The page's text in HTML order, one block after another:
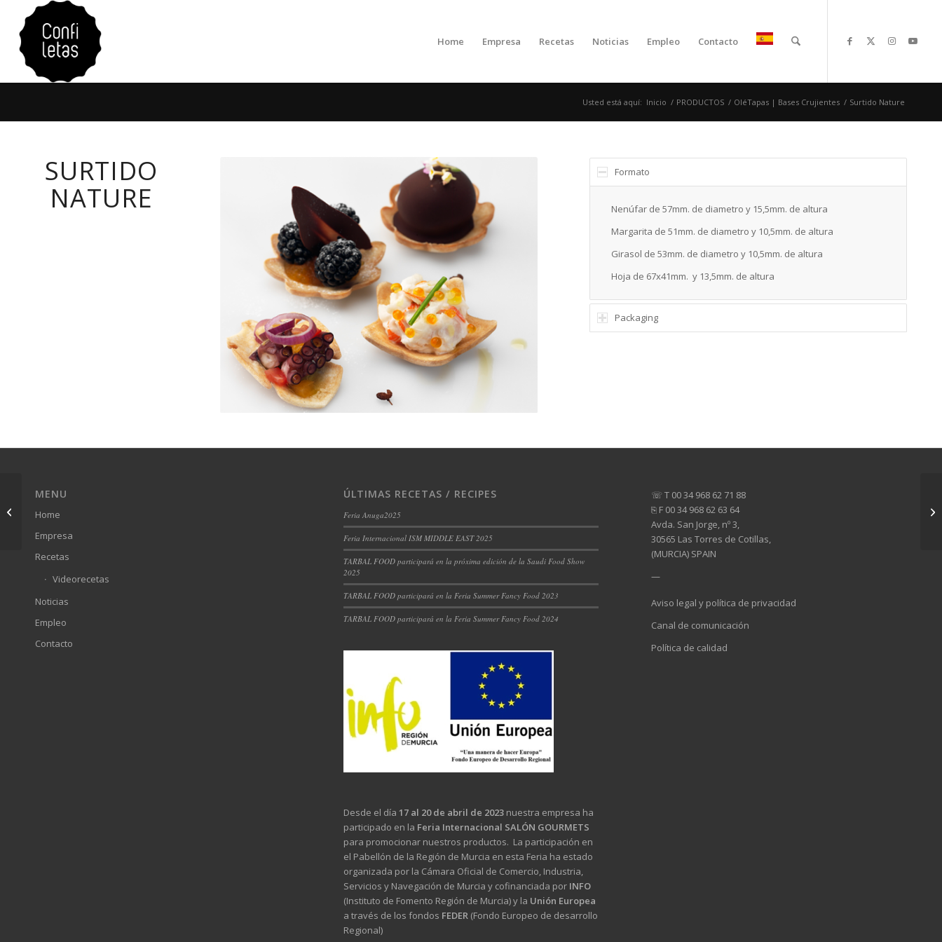
Home Empresa Recetas Noticias Empleo Contacto
Usted está aquí: Inicio / PRODUCTOS / OléTapas | Bases Crujientes / Surtido Nature
SURTIDO
NATURE
Formato
Nenúfar de 57mm. de diametro y 15,5mm. de altura
Margarita de 51mm. de diametro y 10,5mm. de altura
Girasol de 53mm. de diametro y 10,5mm. de altura
Hoja de 67x41mm. y 13,5mm. de altura
Packaging
MENU
Home
Empresa
Recetas
Videorecetas
Noticias
Empleo
Contacto
ÚLTIMAS RECETAS / RECIPES
Feria Anuga2025
Feria Internacional ISM MIDDLE EAST 2025
TARBAL FOOD participará en la próxima edición de la Saudi Food Show
2025
TARBAL FOOD participará en la Feria Summer Fancy Food 2023
TARBAL FOOD participará en la Feria Summer Fancy Food 2024
Desde el día 17 al 20 de abril de 2023nuestra empresa ha
participado en la Feria Internacional SALÓN GOURMETS
para promocionar nuestros productos. La participación en
el Pabellón de la Región de Murcia en esta Feria ha estado
organizada por la Cámara Oficial de Comercio, Industria,
Servicios y Navegación de Murcia y cofinanciada por INFO
(Instituto de Fomento Región de Murcia) y la Unión Europea
a través de los fondos FEDER(Fondo Europeo de desarrollo
Regional)
☏ T 00 34 968 62 71 88
⎘ F 00 34 968 62 63 64
Avda. San Jorge, nº 3,
30565 Las Torres de Cotillas,
(MURCIA) SPAIN
—
Aviso legal y política de privacidad
Canal de comunicación
Política de calidad
MINI FLEUR